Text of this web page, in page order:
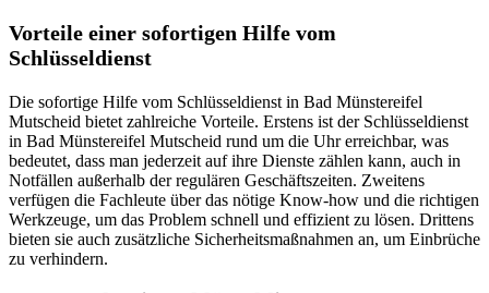
Vorteile einer sofortigen Hilfe vom
Schlüsseldienst
Die sofortige Hilfe vom Schlüsseldienst in Bad Münstereifel
Mutscheid bietet zahlreiche Vorteile.​ Erstens ist der Schlüsseldienst
in Bad Münstereifel Mutscheid rund um die Uhr erreichbar, was
bedeutet, dass man jederzeit auf ihre Dienste zählen kann, auch in
Notfällen außerhalb der regulären Geschäftszeiten.​ Zweitens
verfügen die Fachleute über das nötige Know-how und die richtigen
Werkzeuge, um das Problem schnell und effizient zu lösen.​ Drittens
bieten sie auch zusätzliche Sicherheitsmaßnahmen an, um Einbrüche
zu verhindern.​